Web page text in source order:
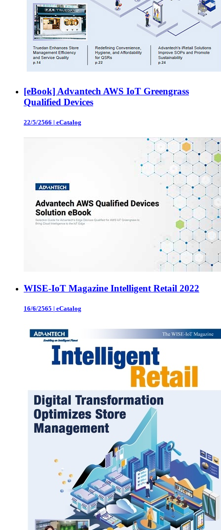
[eBook] Advantech AWS IoT Greengrass
Qualified Devices
22/5/2566 | eCatalog
WISE-IoT Magazine Intelligent Retail 2022
16/6/2565 | eCatalog